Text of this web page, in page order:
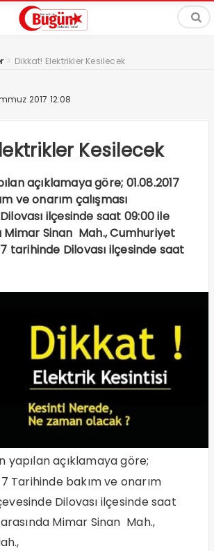
> Dikkat! Elektrikler Kesilecek
2017 12:08
Kesilecek
açıklamaya göre; 01.08.2017
ve onarım çalışması
ilçesinde saat 09:00 ile
Mimar Sinan Mah., Cumhuriyet
tarihinde Dilovası ilçesinde saat
yapılan açıklamaya göre;
Tarihinde bakım ve onarım
Dilovası ilçesinde saat
Mimar Sinan Mah.,